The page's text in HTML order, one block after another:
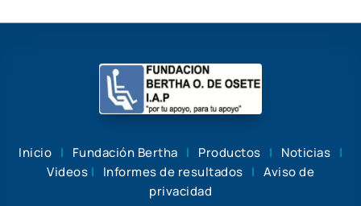
Inicio | Fundación Bertha | Productos | Noticias |
Videos | Informes de resultados | Aviso de
privacidad